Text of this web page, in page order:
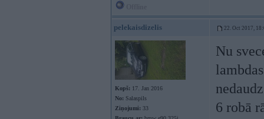
pelekaisdizelis 22. Oct 2017,
Kopš: 17. Jan 2016
No: Salaspils
Ziņojumi: 33
Nu
6 robā